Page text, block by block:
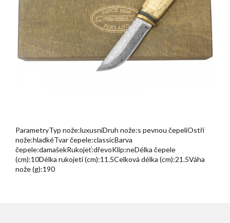
ParametryTyp nože:luxusníDruh nože:s pevnou čepelíOstří
nože:hladkéTvar čepele:classicBarva
čepele:damašekRukojeť:dřevoKlip:neDélka čepele
(cm):10Délka rukojeti (cm):11.5Celková délka (cm):21.5Váha
nože (g):190